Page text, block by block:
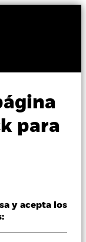
para
y acepta los
Bond